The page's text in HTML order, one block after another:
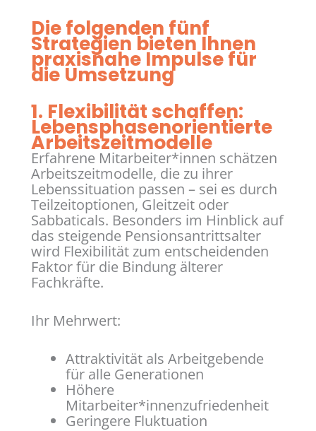
Die folgenden fünf
Strategien bieten Ihnen
praxisnahe Impulse für
die Umsetzung
1. Flexibilität schaffen:
Lebensphasenorientierte
Arbeitszeitmodelle
Erfahrene Mitarbeiter*innen schätzen
Arbeitszeitmodelle, die zu ihrer
Lebenssituation passen – sei es durch
Teilzeitoptionen, Gleitzeit oder
Sabbaticals. Besonders im Hinblick auf
das steigende Pensionsantrittsalter
wird Flexibilität zum entscheidenden
Faktor für die Bindung älterer
Fachkräfte.
Ihr Mehrwert:
Attraktivität als Arbeitgebende
für alle Generationen
Höhere
Mitarbeiter*innenzufriedenheit
Geringere Fluktuation